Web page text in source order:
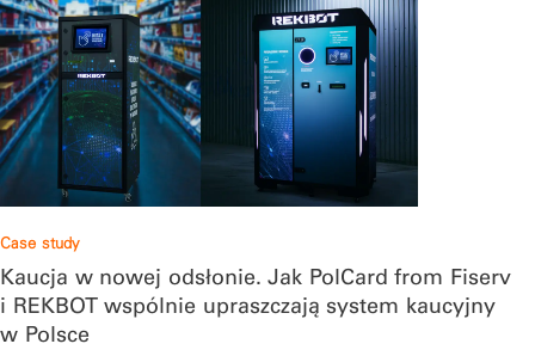
Case study
Kaucja w nowej odsłonie. Jak PolCard from Fiserv
i REKBOT wspólnie upraszczają system kaucyjny
w Polsce